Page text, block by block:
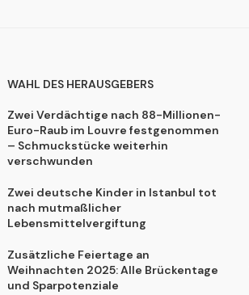
WAHL DES HERAUSGEBERS
Zwei Verdächtige nach 88-Millionen-
Euro-Raub im Louvre festgenommen
– Schmuckstücke weiterhin
verschwunden
Zwei deutsche Kinder in Istanbul tot
nach mutmaßlicher
Lebensmittelvergiftung
Zusätzliche Feiertage an
Weihnachten 2025: Alle Brückentage
und Sparpotenziale